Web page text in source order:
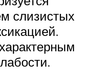
слизистых